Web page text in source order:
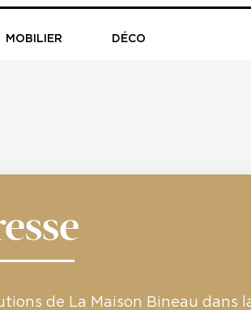
MOBILIER DÉCO
de La Maison Bineau dans